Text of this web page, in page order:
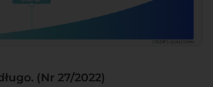
(Nr 27/2022)